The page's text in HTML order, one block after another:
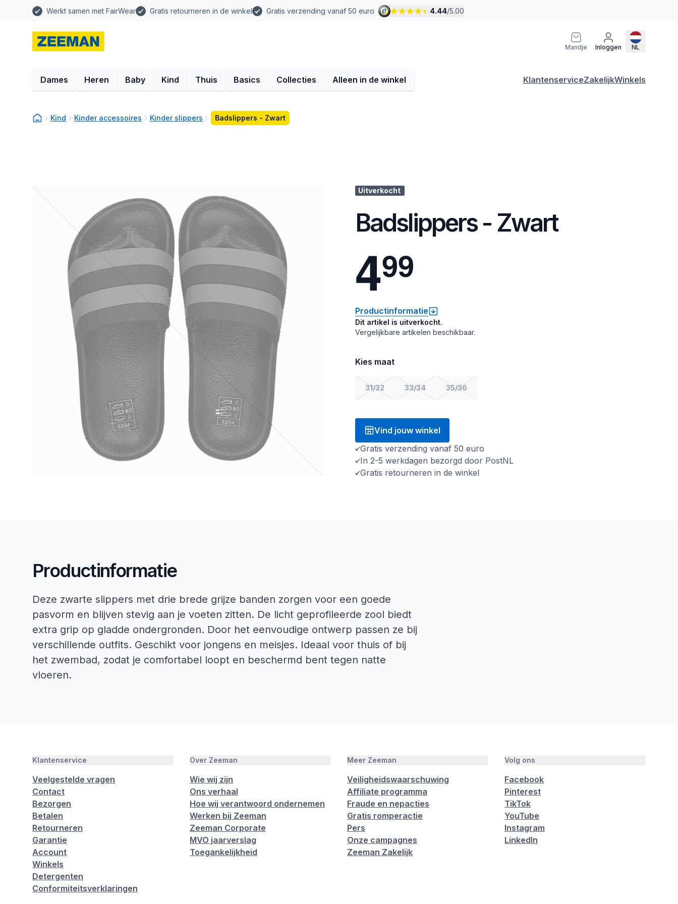
Werkt samen met FairWear Gratis retourneren in de winkel Gratis verzending vanaf 50 euro 4.44/5.00
Mandje Inloggen NL
Dames Heren Baby Kind Thuis Basics Collecties Alleen in de winkel KlantenserviceZakelijkWinkels
Kind Kinder accessoires Kinder slippers Badslippers - Zwart
Uitverkocht
Badslippers - Zwart
499
Productinformatie
Dit artikel is uitverkocht.
Vergelijkbare artikelen beschikbaar.
Kies maat
31/32 33/34 35/36
Vind jouw winkel
Gratis verzending vanaf 50 euro
In 2-5 werkdagen bezorgd door PostNL
Gratis retourneren in de winkel
Productinformatie
Deze zwarte slippers met drie brede grijze banden zorgen voor een goede
pasvorm en blijven stevig aan je voeten zitten. De licht geprofileerde zool biedt
extra grip op gladde ondergronden. Door het eenvoudige ontwerp passen ze bij
verschillende outfits. Geschikt voor jongens en meisjes. Ideaal voor thuis of bij
het zwembad, zodat je comfortabel loopt en beschermd bent tegen natte
vloeren.
Klantenservice
Veelgestelde vragen
Contact
Bezorgen
Betalen
Retourneren
Garantie
Account
Winkels
Detergenten
Conformiteitsverklaringen
Over Zeeman
Wie wij zijn
Ons verhaal
Hoe wij verantwoord ondernemen
Werken bij Zeeman
Zeeman Corporate
MVO jaarverslag
Toegankelijkheid
Meer Zeeman
Veiligheidswaarschuwing
Affiliate programma
Fraude en nepacties
Gratis romperactie
Pers
Onze campagnes
Zeeman Zakelijk
Volg ons
Facebook
Pinterest
TikTok
YouTube
Instagram
LinkedIn